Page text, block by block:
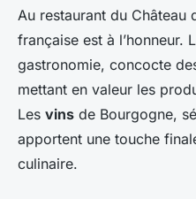
Au restaurant du Château
française est à l’honneur.
gastronomie, concocte
mettant en valeur les
Les vins de Bourgogne,
apportent une touche
culinaire.